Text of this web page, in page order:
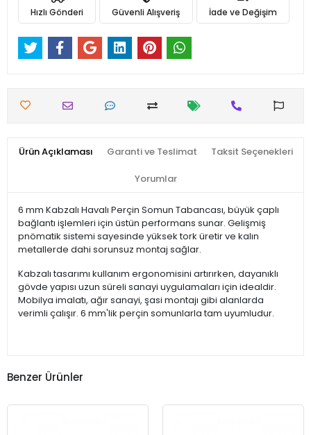
Hızlı Gönderi Güvenli Alışveriş İade ve Değişim
Ürün Açıklaması Garanti ve Teslimat Taksit Seçenekleri
Yorumlar
6 mm Kabzalı Havalı Perçin Somun Tabancası, büyük çaplı
bağlantı işlemleri için üstün performans sunar. Gelişmiş
pnömatik sistemi sayesinde yüksek tork üretir ve kalın
metallerde dahi sorunsuz montaj sağlar.
Kabzalı tasarımı kullanım ergonomisini artırırken, dayanıklı
gövde yapısı uzun süreli sanayi uygulamaları için idealdir.
Mobilya imalatı, ağır sanayi, şasi montajı gibi alanlarda
verimli çalışır. 6 mm'lik perçin somunlarla tam uyumludur.
Benzer Ürünler